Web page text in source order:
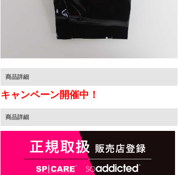
商品詳細
キャンペーン開催中！
商品詳細